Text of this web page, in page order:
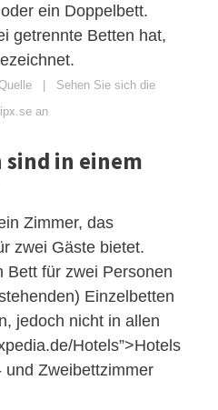
ein Doppelbett.
getrennte Betten hat,
| Sehen Sie sich die
an
sind in einem
Zimmer, das
zwei Gäste bietet.
Bett für zwei Personen
Einzelbetten
jedoch nicht in allen
Hotels”>Hotels
Zweibettzimmer